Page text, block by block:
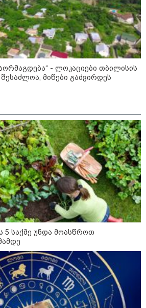
პირი, რომლებიც
ცნობილი
ვისკისა და
სასმელებს" -
"ამ წუთებში, თავს დაესხნენ
არასრულწლოვანების და
სავარაუდოდ, არა მარტო
არასრულწლოვანების ჯგუფი" -
ადვოკატის ინფორმაციით
კურიერს თავს დაესხნენ
- ლოკაციები თბილისის
მიწები გაძვირდეს
5 საქმე უნდა მოასწროთ